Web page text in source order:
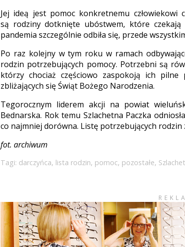
Jej ideą jest pomoc konkretnemu
są rodziny dotknięte ubóstwem, które
pandemia szczególnie odbiła się, przede
Po raz kolejny w tym roku w ramach
rodzin potrzebujących pomocy. Potrzebni są
którzy chociaż częściowo zaspokoją ich
zbliżających się Świąt Bożego Narodzenia.
Tegorocznym liderem akcji na powiat
Bednarska. Rok temu Szlachetna Paczka
co najmniej dorówna. Listę potrzebujących rodzin
fot. archiwum
Tagi: darczyńca, lista rodzin, pomoc, pozostałe,